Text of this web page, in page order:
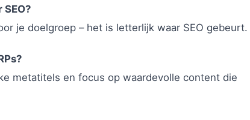
je doelgroep – het is letterlijk waar SEO gebeurt.
metatitels en focus op waardevolle content die